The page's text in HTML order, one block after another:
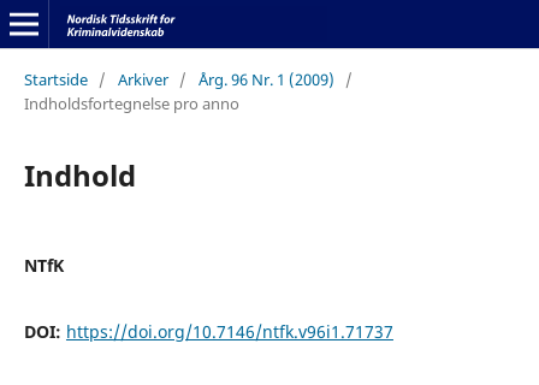
Startside / Arkiver / Årg. 96 Nr. 1 (2009)
/
Indholdsfortegnelse pro anno
Indhold
NTfK
DOI: https://doi.org/10.7146/ntfk.v96i1.71737